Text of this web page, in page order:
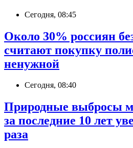
Сегодня, 08:45
Около 30% россиян
считают покупку
ненужной
Сегодня, 08:40
Природные выбросы
за последние 10 лет
раза